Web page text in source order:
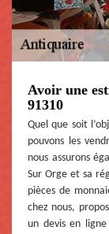
Avoir une
91310
Quel que soit
pouvons les
nous assurons
Sur Orge et sa
pièces de
chez nous,
un devis en